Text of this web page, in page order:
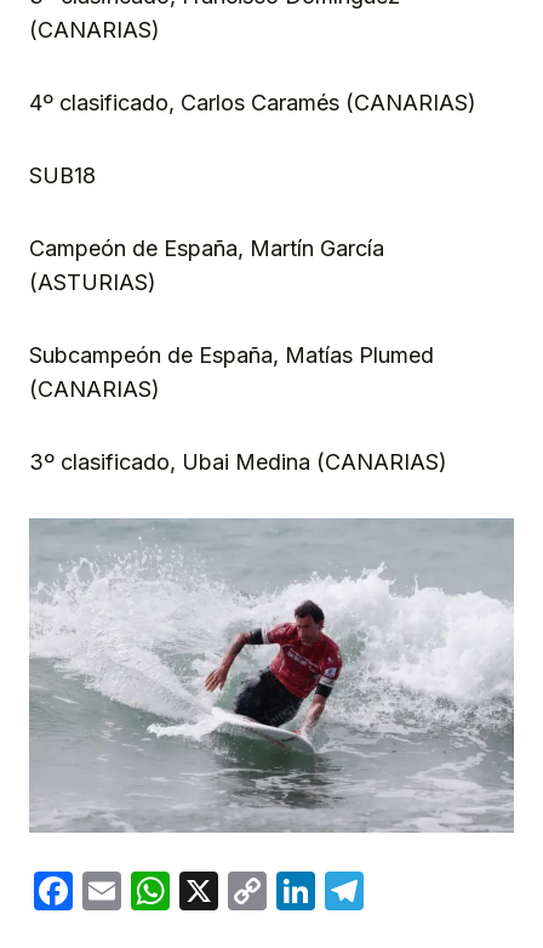
(CANARIAS)
4º clasificado, Carlos Caramés (CANARIAS)
SUB18
Campeón de España, Martín García
(ASTURIAS)
Subcampeón de España, Matías Plumed
(CANARIAS)
3º clasificado, Ubai Medina (CANARIAS)
Facebook
EmailWhatsApp
X
CopyLinkedIn